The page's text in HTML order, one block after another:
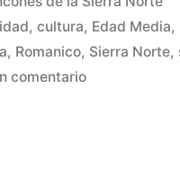
, cultura, Edad Media,
, Romanico, Sierra Norte,
comentarioen